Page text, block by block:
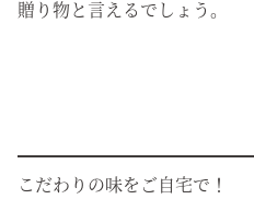
贈り物と言えるでしょう。
こだわりの味をご自宅で！